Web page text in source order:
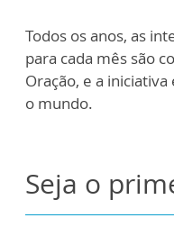
Todos os anos, as
para cada mês são
Oração, e a
o mundo.
Seja o